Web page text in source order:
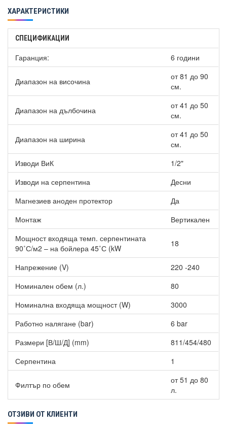
Германия).
Термостат със защита против замръзване.
Трикомпонентен магнезиев анод с до 50 процента по-
дълъг живот и с възможност за демонтаж и последваща
Фланец със специална конструкция за увеличаване на
Максимална работна температура: 65°С
Клас на защита IP: X4.
Диаметър на изводите на серпентината: 3/4"
Разстояние между дупките на планката за закачване е
ХАРАКТЕРИСТИКИ
СПЕЦИФИКАЦИИ
Гаранция: 6 години
Диапазон на височина
от 81 до 90
см.
Диапазон на дълбочина
от 41 до 50
см.
Диапазон на ширина
от 41 до 50
см.
Изводи ВиК
1/2"
Изводи на серпентина
Десни
Магнезиев аноден протектор
Да
Монтаж
Вертикален
Мощност входяща темп. серпентината
90˚С/м2 – на бойлера 45˚С (kW
18
Напрежение (V)
220 -240
Номинален обем (л.)
80
Номинална входяща мощност (W)
3000
Работно налягане (bar)
6 bar
Размери [В/Ш/Д] (mm)
811/454/480
Серпентина
1
Филтър по обем
от 51 до 80
л.
ОТЗИВИ ОТ КЛИЕНТИ